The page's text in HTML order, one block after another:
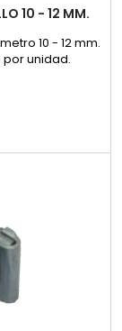
10 - 12 MM.
10 - 12 mm.
unidad.